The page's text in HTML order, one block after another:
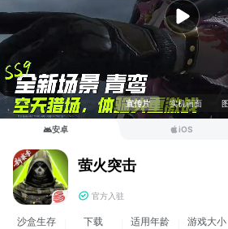
宣传片 实机画面
安卓 iOS
萤火突击
官方入驻
沙盒生存 下载 适用年龄 游戏大小